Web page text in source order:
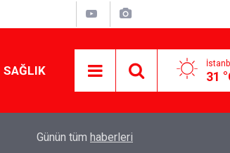
SAĞLIK 31
yapmanın sırrı
Günün tüm haberleri